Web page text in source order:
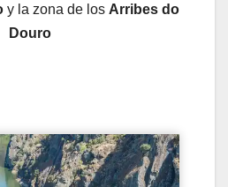
y la zona de los Arribes do
Douro